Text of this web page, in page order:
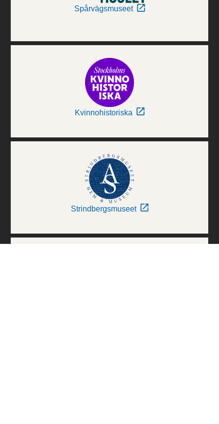
Spårvägsmuseet
Kvinnohistoriska
Strindbergsmuseet